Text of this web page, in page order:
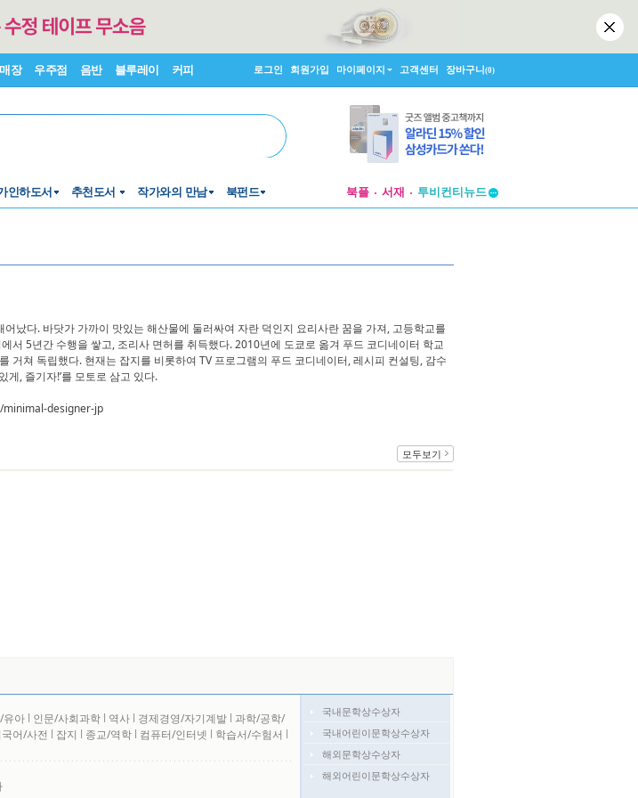
장 우주점 음반 블루레이 커피 로그인 회원가입 마이페이지 고객센터 장바구니(0)
인하도서 추천도서 작가와의 만남 북펀드 북플 서재
투비컨티뉴드
났다. 바닷가 가까이 맛있는 해산물에 둘러싸여 자란 덕인지 요리사란 꿈을 가져, 고등학교를
서 5년간 수행을 쌓고, 조리사 면허를 취득했다. 2010년에 도쿄로 옮겨 푸드 코디네이터 학교
거쳐 독립했다. 현재는 잡지를 비롯하여 TV 프로그램의 푸드 코디네이터, 레시피 컨설팅, 감수
게, 즐기자!’를 모토로 삼고 있다.
minimal-designer-jp
모두보기
유아 l 인문/사회과학 l 역사 l 경제경영/자기계발 l 과학/공학/
어/사전 l 잡지 l 종교/역학 l 컴퓨터/인터넷 l 학습서/수험서 l
국내문학상수상자
국내어린이문학상수상자
해외문학상수상자
해외어린이문학상수상자